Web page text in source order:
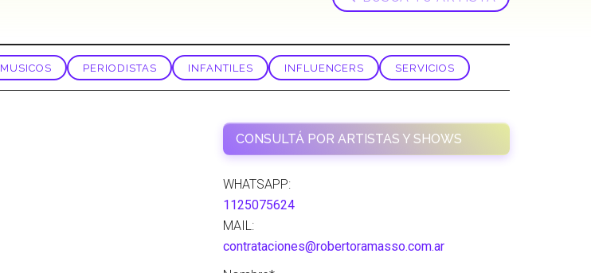
MUSICOS PERIODISTAS INFANTILES INFLUENCERS SERVICIOS
CONSULTÁ POR ARTISTAS Y SHOWS
WHATSAPP:
1125075624
MAIL:
contrataciones@robertoramasso.com.ar